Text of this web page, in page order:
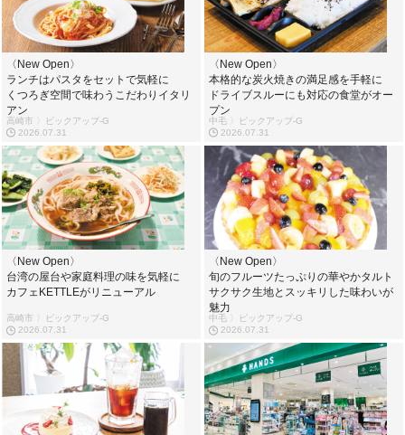
〈New Open〉
ランチはパスタをセットで気軽に
くつろぎ空間で味わうこだわりイタリ
アン
高崎市 〉ピックアップ-G
2026.07.31
〈New Open〉
本格的な炭火焼きの満足感を手軽に
ドライブスルーにも対応の食堂がオー
プン
中毛 〉ピックアップ-G
2026.07.31
〈New Open〉
台湾の屋台や家庭料理の味を気軽に
カフェKETTLEがリニューアル
高崎市 〉ピックアップ-G
2026.07.31
〈New Open〉
旬のフルーツたっぷりの華やかタルト
サクサク生地とスッキリした味わいが
魅力
中毛 〉ピックアップ-G
2026.07.31